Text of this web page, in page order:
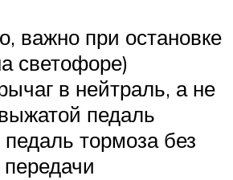
важно при остановке
светофоре)
в нейтраль, а не
педаль
тормоза без